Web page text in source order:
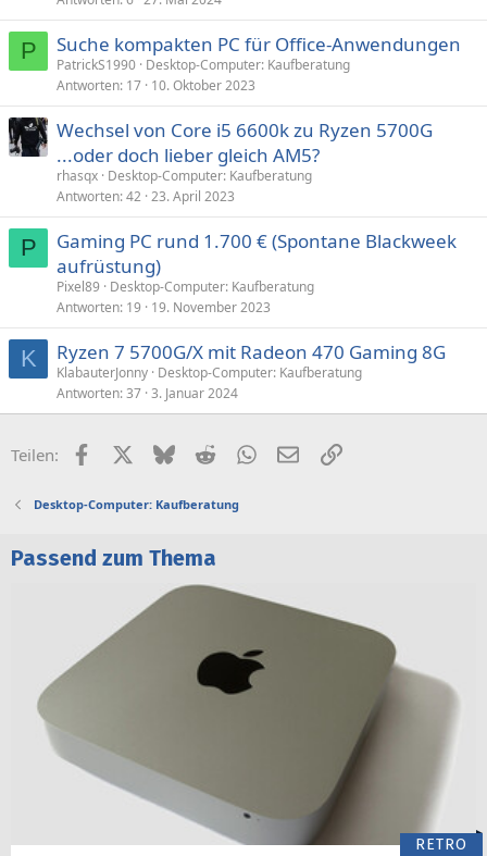
P Suche kompakten PC für Office-Anwendungen
PatrickS1990 Desktop-Computer: Kaufberatung
Antworten 17 10. Oktober 2023
Wechsel von Core i5 6600k zu Ryzen 5700G
...oder doch lieber gleich AM5?
rhasqx Desktop-Computer: Kaufberatung
Antworten 42 23. April 2023
P
Gaming PC rund 1.700 € (Spontane Blackweek
aufrüstung)
Pixel89
Desktop-Computer: Kaufberatung
Antworten 19 19. November 2023
K Ryzen 7 5700G/X mit Radeon 470 Gaming 8G
KlabauterJonny Desktop-Computer: Kaufberatung
Antworten 37 3. Januar 2024
Teilen: FacebookX (Twitter)
BlueskyRedditWhatsApp
E-MailLink
Desktop-Computer: Kaufberatung
Passend zum Thema
RETRO